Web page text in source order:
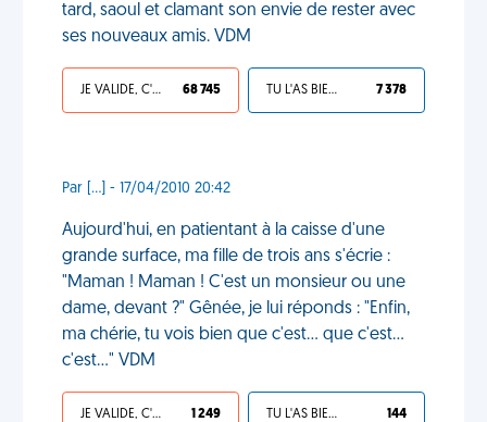
tard, saoul et clamant son envie de rester avec
ses nouveaux amis. VDM
JE VALIDE, C'EST UNE VDM 68 745 TU L'AS BIEN MÉRITÉ 7 378
Par [...] - 17/04/2010 20:42
Aujourd'hui, en patientant à la caisse d'une
grande surface, ma fille de trois ans s'écrie :
"Maman ! Maman ! C'est un monsieur ou une
dame, devant ?" Gênée, je lui réponds : "Enfin,
ma chérie, tu vois bien que c'est... que c'est...
c'est..." VDM
JE VALIDE, C'EST UNE VDM 1 249 TU L'AS BIEN MÉRITÉ 144